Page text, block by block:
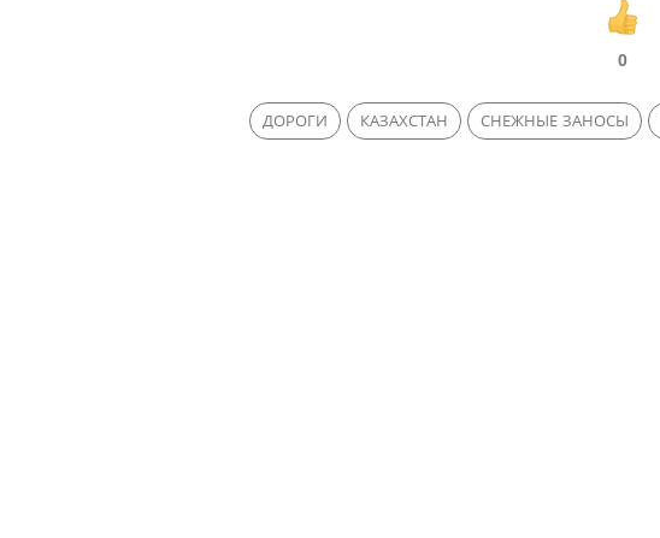
0
ДОРОГИ КАЗАХСТАН СНЕЖНЫЕ ЗАНОСЫ